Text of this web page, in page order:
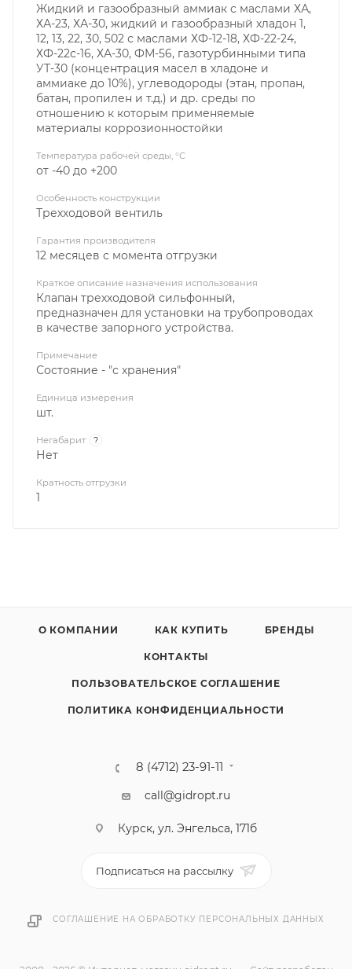
Жидкий и газообразный аммиак с маслами ХА,
ХА-23, ХА-30, жидкий и газообразный хладон 1,
12, 13, 22, 30, 502 с маслами ХФ-12-18, ХФ-22-24,
ХФ-22с-16, ХА-30, ФМ-56, газотурбинными типа
УТ-30 (концентрация масел в хладоне и
аммиаке до 10%), углеводороды (этан, пропан,
батан, пропилен и т.д.) и др. среды по
отношению к которым применяемые
материалы коррозионностойки
Температура рабочей среды, °C
от -40 до +200
Особенность конструкции
Трехходовой вентиль
Гарантия производителя
12 месяцев с момента отгрузки
Краткое описание назначения использования
Клапан трехходовой сильфонный,
предназначен для установки на трубопроводах
в качестве запорного устройства.
Примечание
Состояние - "с хранения"
Единица измерения
шт.
Негабарит ?
Нет
Кратность отгрузки
1
О КОМПАНИИ КАК КУПИТЬ БРЕНДЫ
КОНТАКТЫ
ПОЛЬЗОВАТЕЛЬСКОЕ СОГЛАШЕНИЕ
ПОЛИТИКА КОНФИДЕНЦИАЛЬНОСТИ
8 (4712) 23-91-11
call@gidropt.ru
Курск, ул. Энгельса, 171б
Подписаться на рассылку
СОГЛАШЕНИЕ НА ОБРАБОТКУ ПЕРСОНАЛЬНЫХ ДАННЫХ